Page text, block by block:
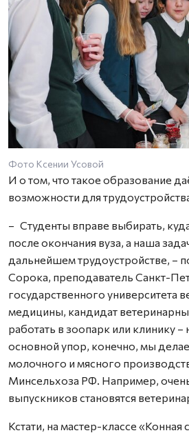
Фото Ксении Усовой
И о том, что такое образование
возможности для
– Студенты вправе выбирать,
после окончания вуза, а наша
дальнейшем трудоустройстве, –
Сорока, преподаватель Санкт-
государственного университета
медицины, кандидат
работать в зоопарк или клинику
основной упор, конечно, мы
молочного и мясного
Минсельхоза РФ. Например,
выпускников становятся
Кстати, на мастер-классе